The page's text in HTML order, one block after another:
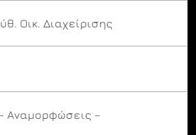
Οικ. Διαχείρισης
Αναμορφώσεις –